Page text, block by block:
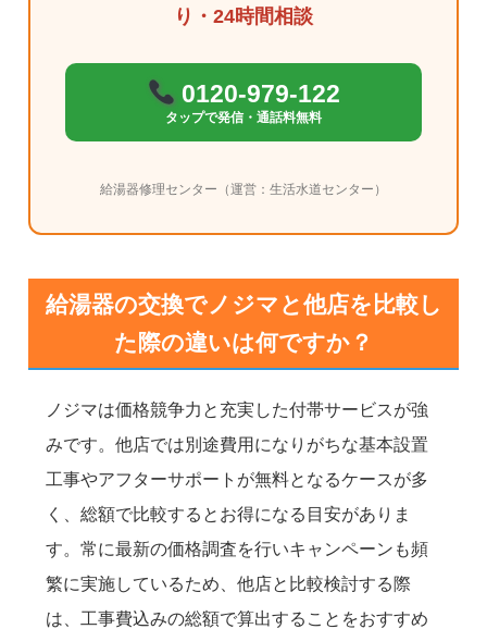
り・24時間相談
0120-979-122
タップで発信・通話料無料
給湯器修理センター（運営：生活水道センター）
給湯器の交換でノジマと他店を比較し
た際の違いは何ですか？
ノジマは価格競争力と充実した付帯サービスが強
みです。他店では別途費用になりがちな基本設置
工事やアフターサポートが無料となるケースが多
く、総額で比較するとお得になる目安がありま
す。常に最新の価格調査を行いキャンペーンも頻
繁に実施しているため、他店と比較検討する際
は、工事費込みの総額で算出することをおすすめ